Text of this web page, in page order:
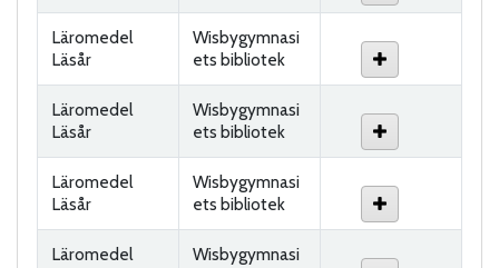
Läromedel
Läsår
Wisbygymnasi
ets bibliotek
Läromedel
Läsår
Wisbygymnasi
ets bibliotek
Läromedel
Läsår
Wisbygymnasi
ets bibliotek
Läromedel
Wisbygymnasi